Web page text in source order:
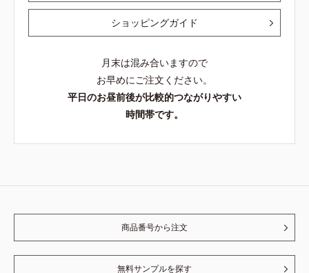
ショッピングガイド
月末は混み合いますので
お早めにご注文ください。
平日のお昼前後が比較的つながりやすい
時間帯です。
商品番号から注文
無料サンプルを探す